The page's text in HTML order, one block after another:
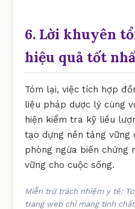
6. Lời khuyên
hiệu quả tốt
Tóm lại, việc tích hợp
liệu pháp dược lý cùng
hiện kiểm tra kỹ liều
tạo dựng nền tảng vững
phòng ngừa biến chứng
vững cho cuộc sống.
Miễn trừ trách nhiệm y tế:
trang web chỉ mang tính